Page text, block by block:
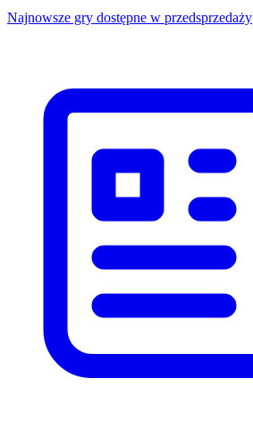
Najnowsze gry dostępne w przedsprzedaży